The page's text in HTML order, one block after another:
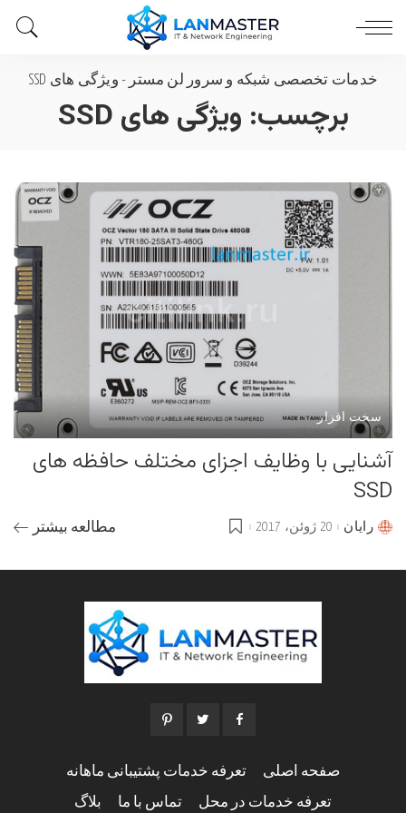
خدمات تخصصی شبکه و سرور لن مستر - ویژگی های SSD
برچسب: ویژگی های SSD
سخت افزار
آشنایی با وظایف اجزای مختلف حافظه های
SSD
Postedرایان 20 ژوئن، 2017 مطالعه بیشتر
صفحه اصلی تعرفه خدمات پشتیبانی ماهانه
تعرفه خدمات در محل تماس با ما بلاگ